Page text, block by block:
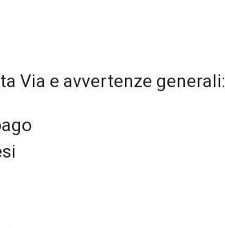
Via e avvertenze generali: